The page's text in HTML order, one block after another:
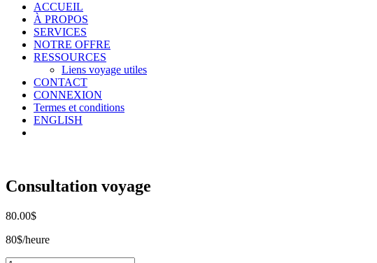
ACCUEIL
À PROPOS
SERVICES
NOTRE OFFRE
RESSOURCES
Liens voyage utiles
CONTACT
CONNEXION
Termes et conditions
ENGLISH
Consultation voyage
80.00$
80$/heure